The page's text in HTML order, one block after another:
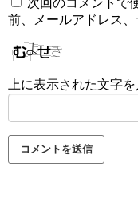
前、メールアドレス、
上に表示された文字